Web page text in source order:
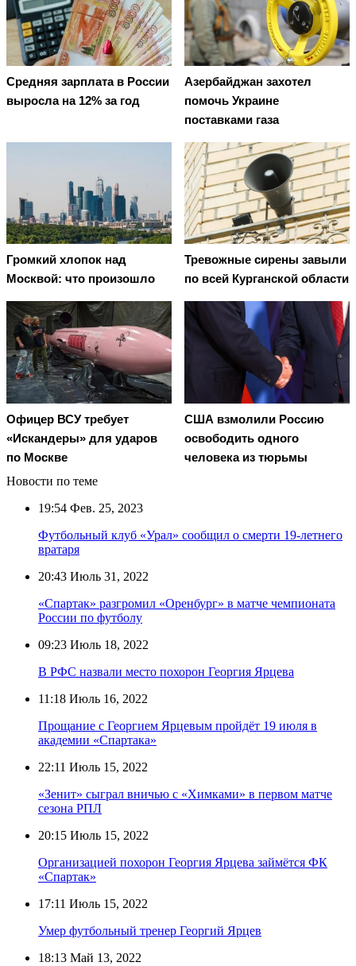
Средняя зарплата в России
выросла на 12% за год
Азербайджан захотел
помочь Украине
поставками газа
Громкий хлопок над
Москвой: что произошло
Тревожные сирены завыли
по всей Курганской области
Офицер ВСУ требует
«Искандеры» для ударов
по Москве
США взмолили Россию
освободить одного
человека из тюрьмы
Новости по теме
19:54 Фев. 25, 2023
Футбольный клуб «Урал» сообщил о смерти 19-летнего
вратаря
20:43 Июль 31, 2022
«Спартак» разгромил «Оренбург» в матче чемпионата
России по футболу
09:23 Июль 18, 2022
В РФС назвали место похорон Георгия Ярцева
11:18 Июль 16, 2022
Прощание с Георгием Ярцевым пройдёт 19 июля в
академии «Спартака»
22:11 Июль 15, 2022
«Зенит» сыграл вничью с «Химками» в первом матче
сезона РПЛ
20:15 Июль 15, 2022
Организацией похорон Георгия Ярцева займётся ФК
«Спартак»
17:11 Июль 15, 2022
Умер футбольный тренер Георгий Ярцев
18:13 Май 13, 2022